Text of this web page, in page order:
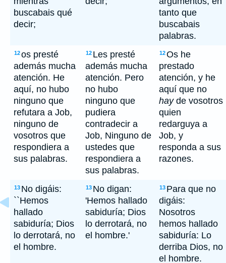
buscabais qué
decir;
tanto que
buscabais
palabras.
12os presté
además mucha
atención. He
aquí, no hubo
ninguno que
refutara a Job,
ninguno de
vosotros que
respondiera a
sus palabras.
12 Les presté
además mucha
atención. Pero
no hubo
ninguno que
pudiera
contradecir a
Job, Ninguno de
ustedes que
respondiera a
sus palabras.
12Os he
prestado
atención, y he
aquí que no
hayde vosotros
quien
redarguya a
Job, y
responda a sus
razones.
13 No digáis:
``Hemos
hallado
sabiduría; Dios
lo derrotará, no
el hombre.
13 No digan:
'Hemos hallado
sabiduría; Dios
lo derrotará, no
el hombre.'
13 Para que no
digáis:
Nosotros
hemos hallado
sabiduría: Lo
derriba Dios, no
el hombre.